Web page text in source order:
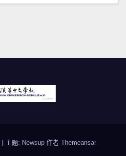
| 主题: Newsup 作者 Themeansar